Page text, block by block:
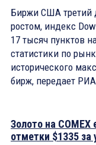
Биржи США третий
ростом, индекс
17 тысяч пунктов
статистики по
исторического
бирж, передает
Золото на
отметки $1335 за